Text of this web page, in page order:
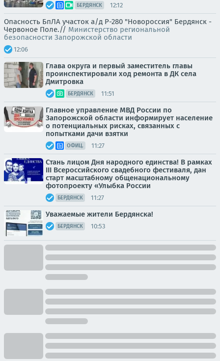
БЕРДЯНСК 12:12
Опасность БпЛА участок а/д Р-280 "Новороссия" Бердянск -
Червоное Поле.// Министерство региональной
безопасности Запорожской области
12:06
Глава округа и первый заместитель главы
проинспектировали ход ремонта в ДК села
Дмитровка
БЕРДЯНСК 11:51
Главное управление МВД России по
Запорожской области информирует население
о потенциальных рисках, связанных с
попытками дачи взятки
ОФИЦ. 11:27
Стань лицом Дня народного единства! В рамках
III Всероссийского свадебного фестиваля, дан
старт масштабному общенациональному
фотопроекту «Улыбка России
БЕРДЯНСК 11:27
Уважаемые жители Бердянска!
БЕРДЯНСК 10:53